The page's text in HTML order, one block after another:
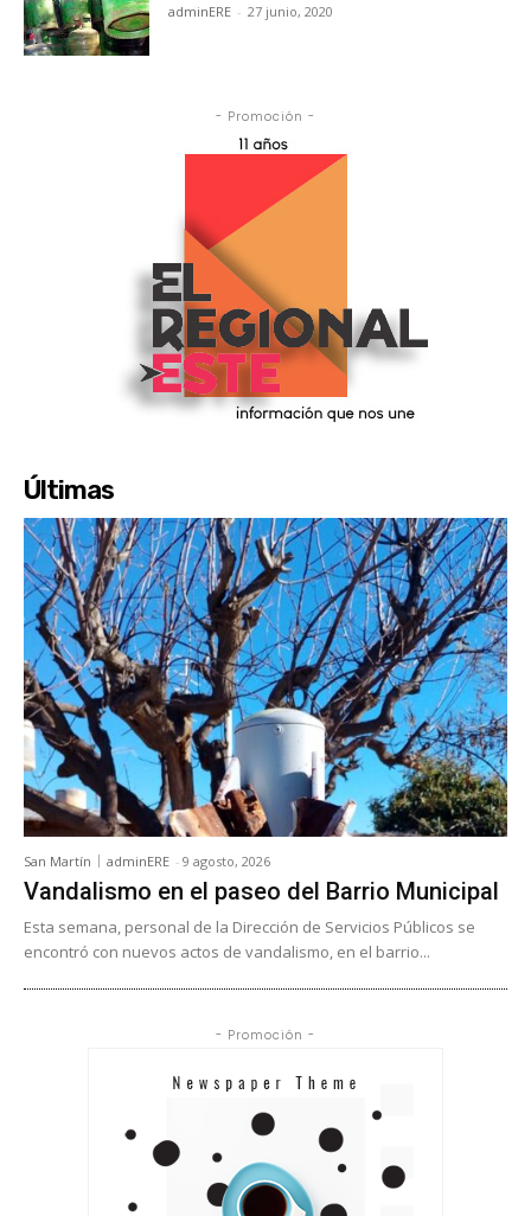
adminERE - 27 junio, 2020
- Promoción -
Últimas
San Martín adminERE - 9 agosto, 2026
Vandalismo en el paseo del Barrio Municipal
Esta semana, personal de la Dirección de Servicios Públicos se
encontró con nuevos actos de vandalismo, en el barrio...
- Promoción -